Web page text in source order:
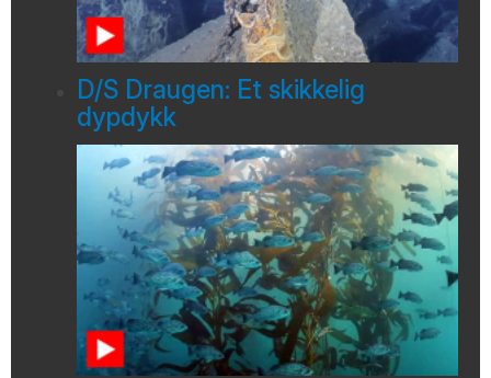
D/S Draugen: Et skikkelig
dypdykk